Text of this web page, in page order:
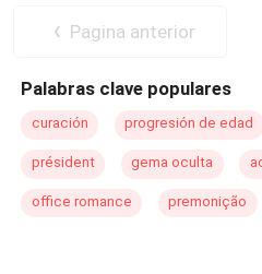
Pagina anterior
Palabras clave populares
curación progresión de edad
président gema oculta
office romance premonição